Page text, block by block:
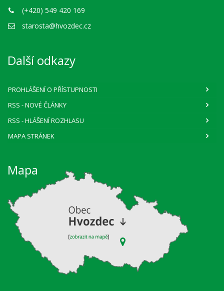
(+420) 549 420 169
starosta@hvozdec.cz
Další odkazy
PROHLÁŠENÍ O PŘÍSTUPNOSTI
RSS - NOVÉ ČLÁNKY
RSS - HLÁŠENÍ ROZHLASU
MAPA STRÁNEK
Mapa